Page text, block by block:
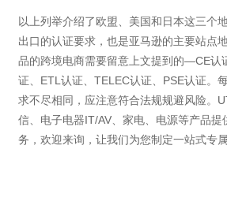
以上列举介绍了欧盟、美国和日本这三个
出口的认证要求，也是亚马逊的主要站点
品的跨境电商需要留意上文提到的—CE认
证、ETL认证、TELEC认证、PSE认证。
求不尽相同，应注意符合法规规避风险。
信、电子电器IT/AV、家电、电源等产品提
务，欢迎来询，让我们为您制定一站式专